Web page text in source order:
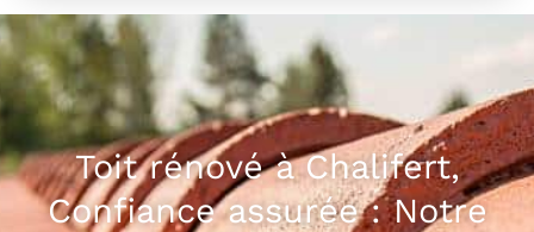
Toit rénové à Chalifert,
Confiance assurée : Notre